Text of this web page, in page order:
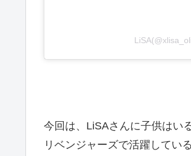
今回は、LiSAさんに子供はい
リベンジャーズで活躍してい